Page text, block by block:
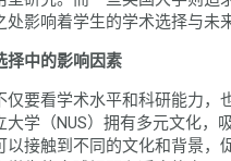
影响着学生的学术选择与未
中的影响因素
要看学术水平和科研能力，
学（NUS）拥有多元文化，
以接触到不同的文化和背景，